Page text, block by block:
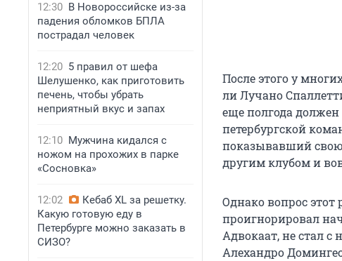
12:30 В Новороссийске из-за
падения обломков БПЛА
пострадал человек
12:20 5 правил от шефа
Шелушенко, как приготовить
печень, чтобы убрать
неприятный вкус и запах
12:10 Мужчина кидался с
ножом на прохожих в парке
«Сосновка»
12:02
Кебаб XL за решетку.
Какую готовую еду в
Петербурге можно заказать в
СИЗО?
После этого у
ли Лучано
еще полгода должен
петербургской
показывавший свою
другим клубом и
Однако вопрос
проигнорировал
Адвокаат, не стал
Алехандро